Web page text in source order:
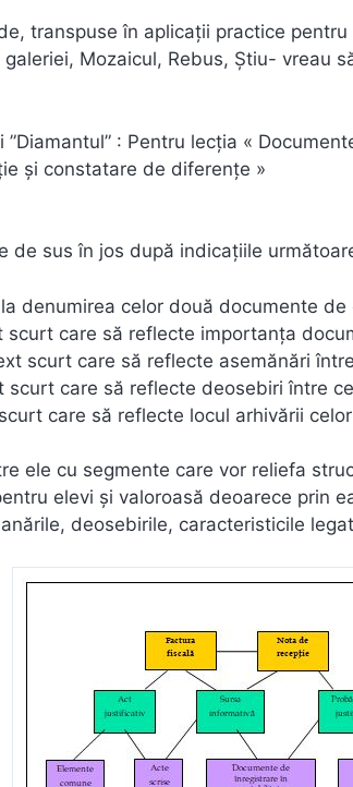
transpuse în aplicații practice
Mozaicul, Rebus, Știu- vreau
: Pentru lecţia «
şi constatare de diferenţe »
de sus în jos după indicaţiile
denumirea celor două documente
care să reflecte importanţa
scurt care să reflecte asemănări
care să reflecte deosebiri între
care să reflecte locul arhivării
ele cu segmente care vor reliefa
elevi şi valoroasă deoarece prin
deosebirile, caracteristicile